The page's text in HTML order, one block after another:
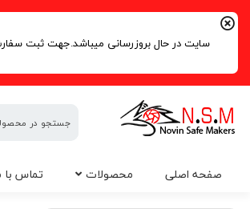
سایت در حال بروزرسانی میباشد.جهت ثبت سفارش با شماره 09044654433 |
تخصصی
صفحه اصلی محصولات تماس با